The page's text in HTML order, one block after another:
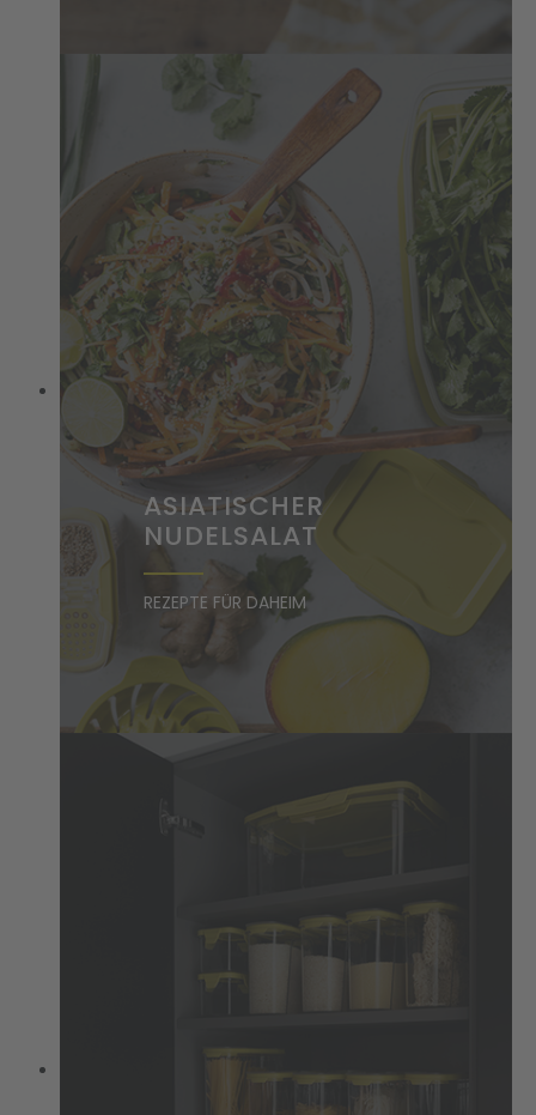
ASIATISCHER
NUDELSALAT
REZEPTE FÜR DAHEIM